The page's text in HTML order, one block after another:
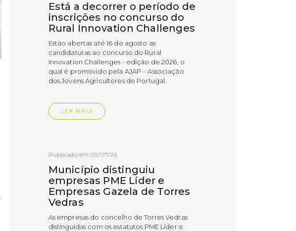
Está a decorrer o período de
inscrições no concurso do
Rural Innovation Challenges
Estão abertas até 16 de agosto as
candidaturas ao concurso do Rural
Innovation Challenges - edição de 2026, o
qual é promovido pela AJAP – Associação
dos Jovens Agricultores de Portugal.
LER MAIS
Publicado em 09/07/26
Município distinguiu
empresas PME Líder e
Empresas Gazela de Torres
Vedras
As empresas do concelho de Torres Vedras
distinguidas com os estatutos PME Líder e